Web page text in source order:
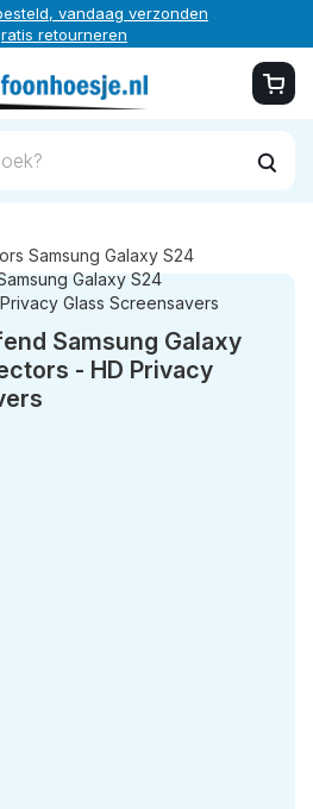
vandaag verzonden
retourneren
Samsung Galaxy S24
Galaxy S24
Glass Screensavers
Samsung Galaxy
- HD Privacy